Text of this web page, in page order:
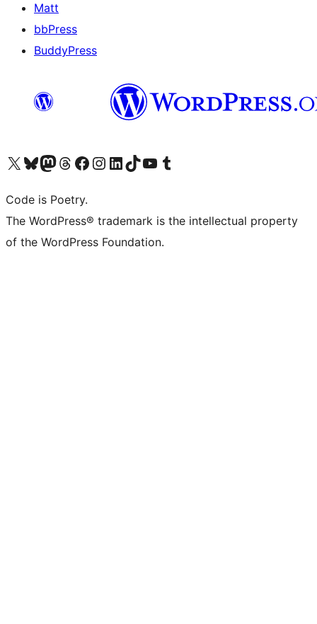
Matt
bbPress
BuddyPress
Navštivte náš účet na X (dříve Twitter)
Navštivte náš Bluesky účetNavštivte náš účet Mastodon
Navštivte náš Threads účetNavštivte naši stránku na Facebooku
Navštivte náš Instagram účetNavštivte náš LinkedIn účetNavštivte náš TikTok účetNavštivte náš YouTube kanálNavštivte náš Tumblr účet
Code is Poetry.
The WordPress® trademark is the intellectual property
of the WordPress Foundation.